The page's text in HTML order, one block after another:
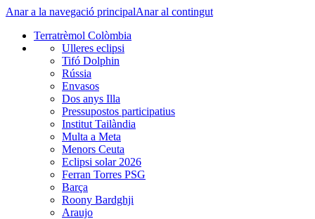
Anar a la navegació principalAnar al contingut
Terratrèmol Colòmbia
Ulleres eclipsi
Tifó Dolphin
Rússia
Envasos
Dos anys Illa
Pressupostos participatius
Institut Tailàndia
Multa a Meta
Menors Ceuta
Eclipsi solar 2026
Ferran Torres PSG
Barça
Roony Bardghji
Araujo